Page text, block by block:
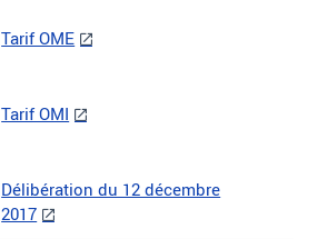
Tarif OME
Tarif OMI
Délibération du 12 décembre
2017